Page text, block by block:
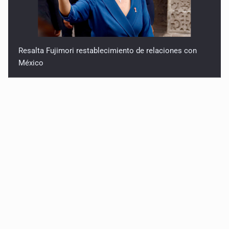
Resalta Fujimori restablecimiento de relaciones con
México